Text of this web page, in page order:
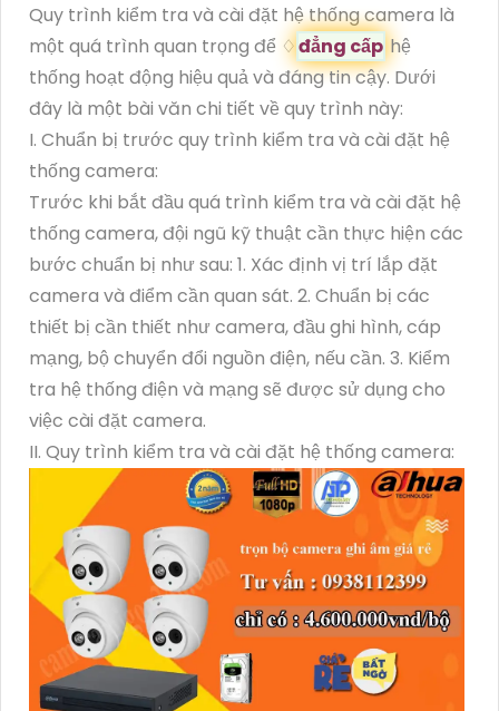
Quy trình kiểm tra và cài đặt hệ thống camera là
một quá trình quan trọng để ♢đẳng cấp hệ
thống hoạt động hiệu quả và đáng tin cậy. Dưới
đây là một bài văn chi tiết về quy trình này:
I. Chuẩn bị trước quy trình kiểm tra và cài đặt hệ
thống camera:
Trước khi bắt đầu quá trình kiểm tra và cài đặt hệ
thống camera, đội ngũ kỹ thuật cần thực hiện các
bước chuẩn bị như sau: 1. Xác định vị trí lắp đặt
camera và điểm cần quan sát. 2. Chuẩn bị các
thiết bị cần thiết như camera, đầu ghi hình, cáp
mạng, bộ chuyển đổi nguồn điện, nếu cần. 3. Kiểm
tra hệ thống điện và mạng sẽ được sử dụng cho
việc cài đặt camera.
II. Quy trình kiểm tra và cài đặt hệ thống camera: